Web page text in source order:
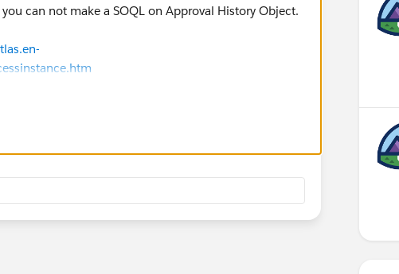
can not make a SOQL on Approval History Object.